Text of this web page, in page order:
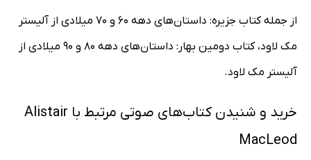
از جمله کتاب جزیره: داستان‌های دهه 60 و 70 میلادی از آلیستر
مک لاود، کتاب دومین بهار: داستان‌های دهه 80 و 90 میلادی از
آلیستر مک لاود.
خرید و شنیدن کتاب‌های صوتی مرتبط با Alistair
MacLeod